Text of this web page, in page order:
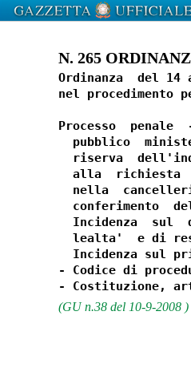
N. 265
Ordinanza  del
nel procedimento
Processo
pubblico
riserva
alla  richiesta
nella
conferimento
Incidenza  sul
lealta'  e di
Incidenza sul
- Codice di
(GU n.38 del 10-9-2008 )